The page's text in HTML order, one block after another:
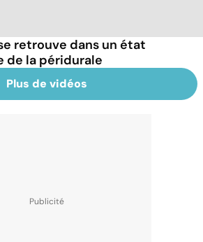
retrouve dans un état
de la péridurale
Plus de vidéos